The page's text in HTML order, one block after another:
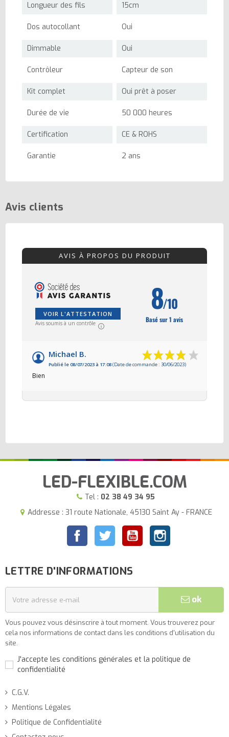
Longueur des fils 15cm
Dos autocollant Oui
Dimmable Oui
Contrôleur Capteur de son
Kit complet Oui prêt à poser
Durée de vie 50 000 heures
Certification CE & ROHS
Garantie 2 ans
Avis clients
AVIS À PROPOS DU PRODUIT
VOIR L'ATTESTATION
Avis soumis à un contrôle
8/10
Basé sur 1 avis
Michael B.
Publié le 08/07/2023 à 17:08(Date de commande : 30/06/2023)
Bien
LED-FLEXIBLE.COM
Tel : 02 38 49 34 95
Addresse : 31 route Nationale, 45130 Saint Ay - FRANCE
FacebookTwitter YouTubeInstagram
LETTRE D'INFORMATIONS
ok
Vous pouvez vous désinscrire à tout moment. Vous trouverez pour
cela nos informations de contact dans les conditions d'utilisation du
site.
J'accepte les conditions générales et la politique de
confidentialité
C.G.V.
Mentions Légales
Politique de Confidentialité